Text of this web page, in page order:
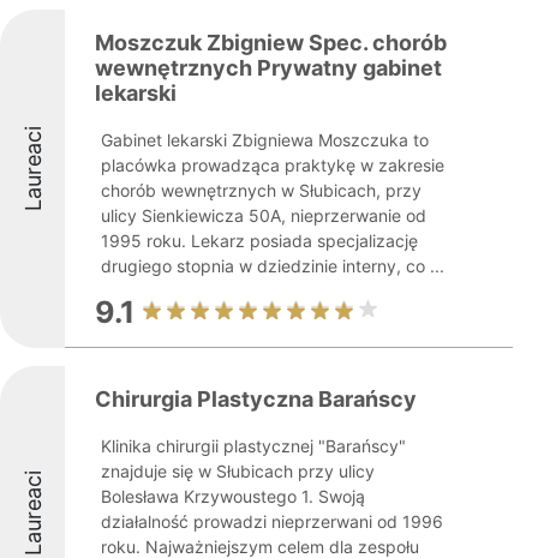
Laureaci
Moszczuk Zbigniew Spec. chorób
wewnętrznych Prywatny gabinet
lekarski
Gabinet lekarski Zbigniewa Moszczuka to
placówka prowadząca praktykę w zakresie
chorób wewnętrznych w Słubicach, przy
ulicy Sienkiewicza 50A, nieprzerwanie od
1995 roku. Lekarz posiada specjalizację
drugiego stopnia w dziedzinie interny, co ...
9.1
Laureaci
Chirurgia Plastyczna Barańscy
Klinika chirurgii plastycznej "Barańscy"
znajduje się w Słubicach przy ulicy
Bolesława Krzywoustego 1. Swoją
działalność prowadzi nieprzerwani od 1996
roku. Najważniejszym celem dla zespołu